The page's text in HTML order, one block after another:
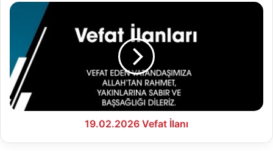
19.02.2026
19.02.2026 Vefat İlanı